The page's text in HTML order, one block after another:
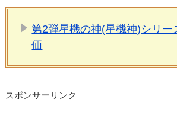
第2弾星機の神(星機神)シリー
価
スポンサーリンク